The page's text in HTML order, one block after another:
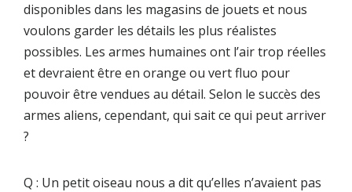
disponibles dans les magasins de jouets et nous
voulons garder les détails les plus réalistes
possibles. Les armes humaines ont l’air trop réelles
et devraient être en orange ou vert fluo pour
pouvoir être vendues au détail. Selon le succès des
armes aliens, cependant, qui sait ce qui peut arriver
?
Q : Un petit oiseau nous a dit qu’elles n’avaient pas